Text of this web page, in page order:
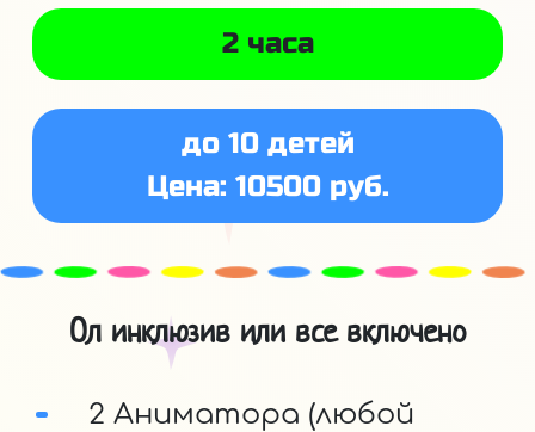
2 часа
до 10 детей
Цена: 10500 руб.
Ол инклюзив или все включено
2 Аниматора (любой